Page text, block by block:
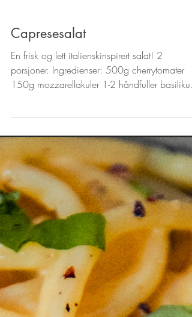
Capresesalat
En frisk og lett italienskinspirert salat! 2
1...